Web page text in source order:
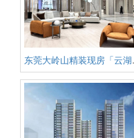
东莞